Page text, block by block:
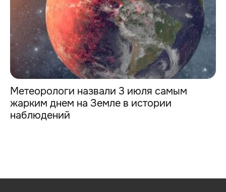
Метеорологи назвали 3 июля самым
жарким днем на Земле в истории
наблюдений